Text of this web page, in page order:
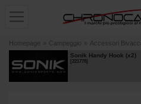
Homepage » Campeggio » Accessori Bivacco
Sonik Handy Hook (x2)
[221778]